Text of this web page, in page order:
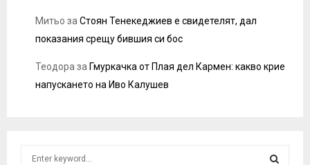
Митьо заСтоян Тенекеджиев е свидетелят, дал
показания срещу бившия си бос
Теодораза Гмуркачка от Плая дел Кармен: какво крие
напускането на Иво Калушев